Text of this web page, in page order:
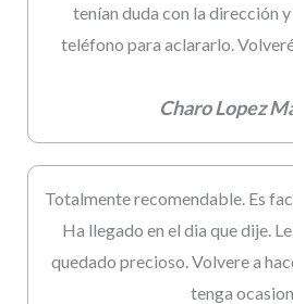
tenían duda con la dirección
teléfono para aclararlo.
Charo Lopez
Totalmente recomendable. Es
Ha llegado en el dia que dije.
quedado precioso. Volvere a
tenga ocasion.